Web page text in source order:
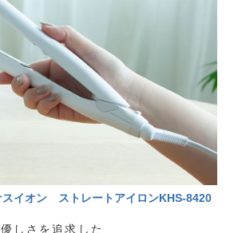
スイオン ストレートアイロンKHS-8420
しさを追求した